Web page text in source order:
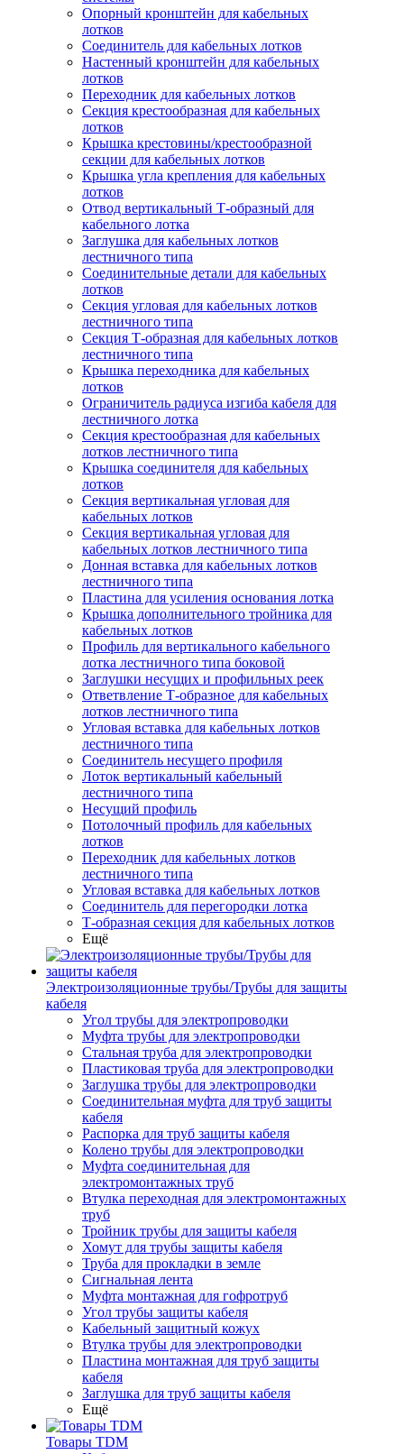
Опорный кронштейн для кабельных
лотков
Соединитель для кабельных лотков
Настенный кронштейн для кабельных
лотков
Переходник для кабельных лотков
Секция крестообразная для кабельных
лотков
Крышка крестовины/крестообразной
секции для кабельных лотков
Крышка угла крепления для кабельных
лотков
Отвод вертикальный Т-образный для
кабельного лотка
Заглушка для кабельных лотков
лестничного типа
Соединительные детали для кабельных
лотков
Секция угловая для кабельных лотков
лестничного типа
Секция Т-образная для кабельных лотков
лестничного типа
Крышка переходника для кабельных
лотков
Ограничитель радиуса изгиба кабеля для
лестничного лотка
Секция крестообразная для кабельных
лотков лестничного типа
Крышка соединителя для кабельных
лотков
Секция вертикальная угловая для
кабельных лотков
Секция вертикальная угловая для
кабельных лотков лестничного типа
Донная вставка для кабельных лотков
лестничного типа
Пластина для усиления основания лотка
Крышка дополнительного тройника для
кабельных лотков
Профиль для вертикального кабельного
лотка лестничного типа боковой
Заглушки несущих и профильных реек
Ответвление Т-образное для кабельных
лотков лестничного типа
Угловая вставка для кабельных лотков
лестничного типа
Соединитель несущего профиля
Лоток вертикальный кабельный
лестничного типа
Несущий профиль
Потолочный профиль для кабельных
лотков
Переходник для кабельных лотков
лестничного типа
Угловая вставка для кабельных лотков
Соединитель для перегородки лотка
Т-образная секция для кабельных лотков
Ещё
Электроизоляционные трубы/Трубы для защиты
кабеля
Угол трубы для электропроводки
Муфта трубы для электропроводки
Стальная труба для электропроводки
Пластиковая труба для электропроводки
Заглушка трубы для электропроводки
Соединительная муфта для труб защиты
кабеля
Распорка для труб защиты кабеля
Колено трубы для электропроводки
Муфта соединительная для
электромонтажных труб
Втулка переходная для электромонтажных
труб
Тройник трубы для защиты кабеля
Хомут для трубы защиты кабеля
Труба для прокладки в земле
Сигнальная лента
Муфта монтажная для гофротруб
Угол трубы защиты кабеля
Кабельный защитный кожух
Втулка трубы для электропроводки
Пластина монтажная для труб защиты
кабеля
Заглушка для труб защиты кабеля
Ещё
Товары TDM